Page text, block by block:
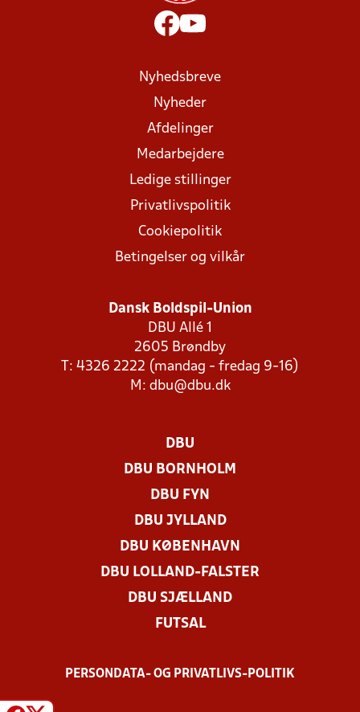
Nyhedsbreve
Nyheder
Afdelinger
Medarbejdere
Ledige stillinger
Privatlivspolitik
Cookiepolitik
Betingelser og vilkår
Dansk Boldspil-Union
DBU Allé 1
2605 Brøndby
T: 4326 2222 (mandag - fredag 9-16)
M: dbu@dbu.dk
DBU
DBU BORNHOLM
DBU FYN
DBU JYLLAND
DBU KØBENHAVN
DBU LOLLAND-FALSTER
DBU SJÆLLAND
FUTSAL
PERSONDATA- OG PRIVATLIVS-POLITIK